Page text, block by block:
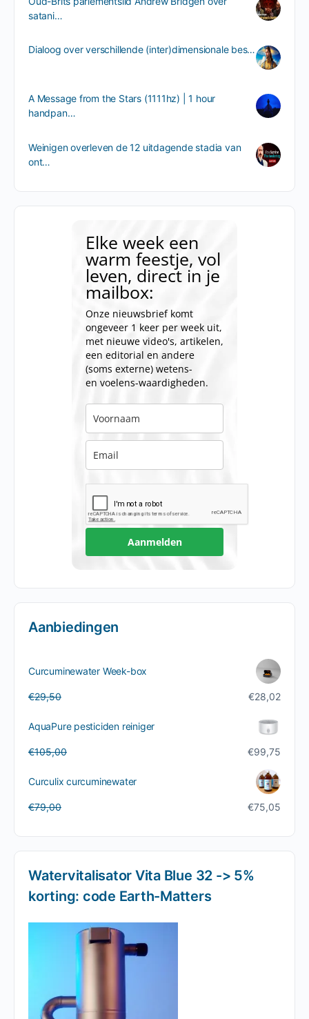
satani…
Dialoog over verschillende (inter)dimensionale bes…
A Message from the Stars (1111hz) | 1 hour
handpan…
Weinigen overleven de 12 uitdagende stadia van
ont…
Elke week een
warm feestje, vol
leven, direct in je
mailbox:
Onze nieuwsbrief komt
ongeveer 1 keer per week uit,
met nieuwe video's, artikelen,
een editorial en andere
(soms externe) wetens-
en voelens-waardigheden.
Aanmelden
Aanbiedingen
Curcuminewater Week-box
€29,50Oorspronkelijke
€29,50.
€28,02
Huidige
€28,02.
AquaPure pesticiden reiniger
€105,00Oorspronkelijke
€105,00.
€99,75
Huidige
€99,75.
Curculix curcuminewater
€79,00Oorspronkelijke
€75,05
Huidige
Watervitalisator Vita Blue 32 -> 5%
korting: code Earth-Matters